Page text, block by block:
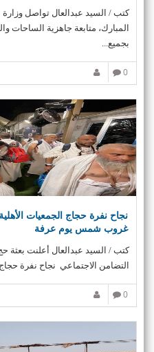
كتب / السيد عبدالعال تواصل وزارة
المبارك، متابعة جاهزية الساحات
بجميع...
0
نجاح نفرة حجاج الجمعيات
غروب شمس يوم عرفة
كتب / السيد عبدالعال أعلنت بعثة حج
التضامن الاجتماعي نجاح نفرة
0